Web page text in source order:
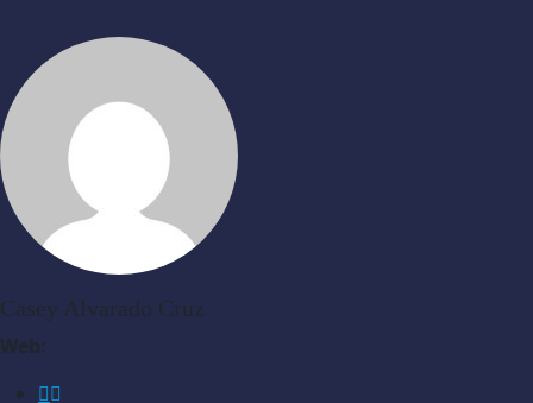
Casey Alvarado Cruz
Web: